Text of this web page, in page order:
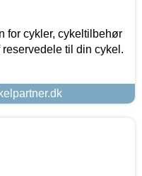
for cykler, cykeltilbehør
til din cykel.